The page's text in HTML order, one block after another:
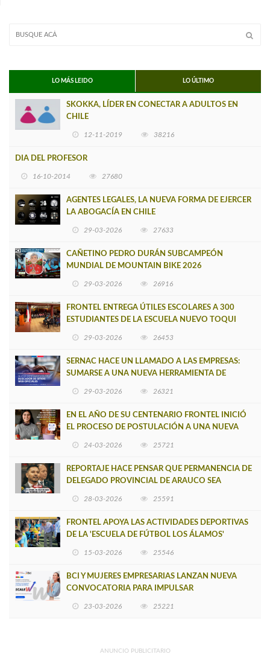
LO MÁS LEIDO LO ÚLTIMO
SKOKKA, LÍDER EN CONECTAR A ADULTOS EN
CHILE
12-11-2019 38216
DIA DEL PROFESOR
16-10-2014 27680
AGENTES LEGALES, LA NUEVA FORMA DE EJERCER
LA ABOGACÍA EN CHILE
29-03-2026 27633
CAÑETINO PEDRO DURÁN SUBCAMPEÓN
MUNDIAL DE MOUNTAIN BIKE 2026
29-03-2026 26916
FRONTEL ENTREGA ÚTILES ESCOLARES A 300
ESTUDIANTES DE LA ESCUELA NUEVO TOQUI
29-03-2026 26453
SERNAC HACE UN LLAMADO A LAS EMPRESAS:
SUMARSE A UNA NUEVA HERRAMIENTA DE
29-03-2026 26321
EN EL AÑO DE SU CENTENARIO FRONTEL INICIÓ
EL PROCESO DE POSTULACIÓN A UNA NUEVA
24-03-2026 25721
REPORTAJE HACE PENSAR QUE PERMANENCIA DE
DELEGADO PROVINCIAL DE ARAUCO SEA
28-03-2026 25591
FRONTEL APOYA LAS ACTIVIDADES DEPORTIVAS
DE LA 'ESCUELA DE FÚTBOL LOS ÁLAMOS'
15-03-2026 25546
BCI Y MUJERES EMPRESARIAS LANZAN NUEVA
CONVOCATORIA PARA IMPULSAR
23-03-2026 25221
ANUNCIO PUBLICITARIO